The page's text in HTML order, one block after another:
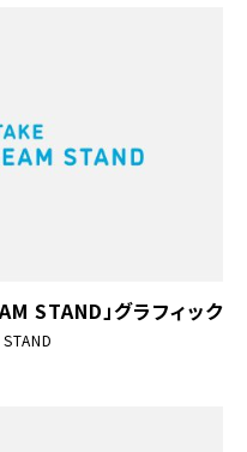
STAND」グラフィック